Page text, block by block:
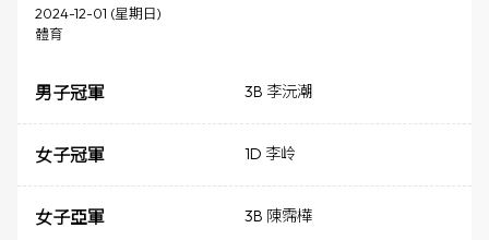
2024-12-01 (星期日)
體育
男子冠軍 3B 李沅潮
女子冠軍 1D 李岭
女子亞軍 3B 陳霈樺